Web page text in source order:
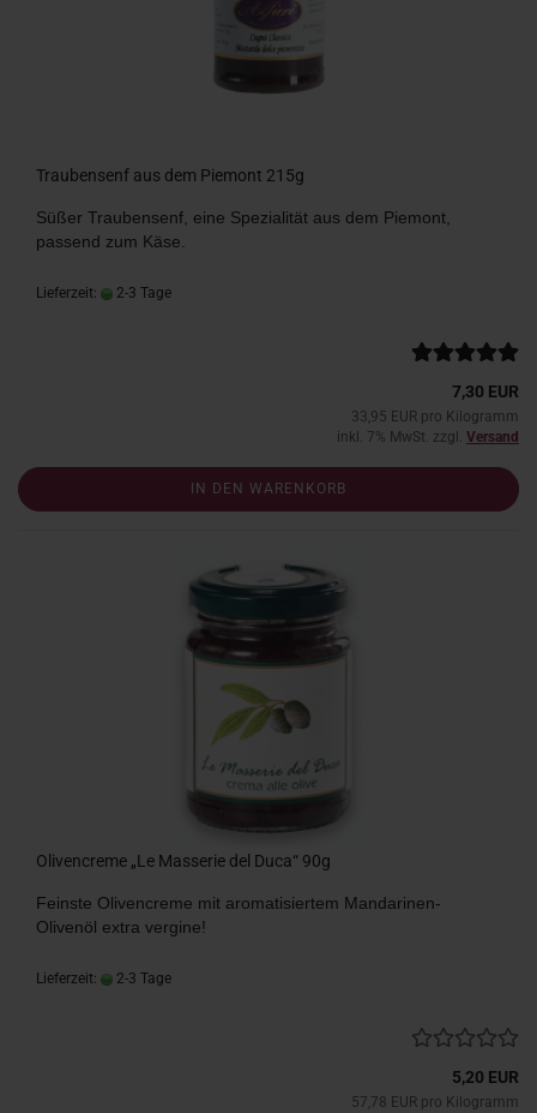
Traubensenf aus dem Piemont 215g
Süßer Traubensenf, eine Spezialität aus dem Piemont,
passend zum Käse.
Lieferzeit: 2-3 Tage
7,30 EUR
33,95 EUR pro Kilogramm
inkl. 7% MwSt. zzgl. Versand
IN DEN WARENKORB
Olivencreme „Le Masserie del Duca“ 90g
Feinste Olivencreme mit aromatisiertem Mandarinen-
Olivenöl extra vergine!
Lieferzeit: 2-3 Tage
5,20 EUR
57,78 EUR pro Kilogramm